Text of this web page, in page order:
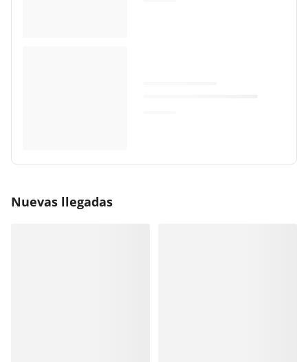
Nuevas llegadas